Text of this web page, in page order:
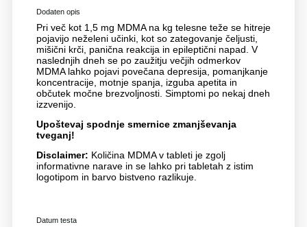
Dodaten opis
Pri več kot 1,5 mg MDMA na kg telesne teže se hitreje
pojavijo neželeni učinki, kot so zategovanje čeljusti,
mišični krči, panična reakcija in epileptični napad. V
naslednjih dneh se po zaužitju večjih odmerkov
MDMA lahko pojavi povečana depresija, pomanjkanje
koncentracije, motnje spanja, izguba apetita in
občutek močne brezvoljnosti. Simptomi po nekaj dneh
izzvenijo.
Upoštevaj spodnje smernice zmanjševanja
tveganj!
Disclaimer: Količina MDMA v tableti je zgolj
informativne narave in se lahko pri tabletah z istim
logotipom in barvo bistveno razlikuje.
Datum testa